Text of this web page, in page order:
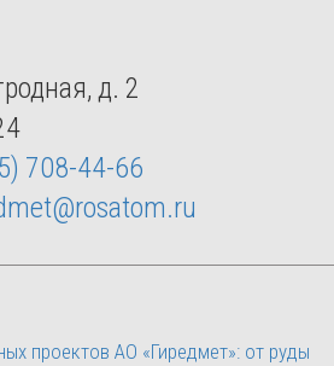
д. 2
708-44-66
проектов АО «Гиредмет»: от руды